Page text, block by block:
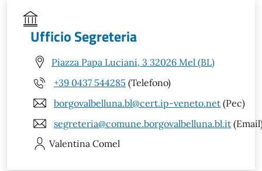
Ufficio Segreteria
Piazza Papa Luciani, 3 32026 Mel (BL)
+39 0437 544285 (Telefono)
borgovalbelluna.bl@cert.ip-veneto.net (Pec)
segreteria@comune.borgovalbelluna.bl.it
Valentina Comel